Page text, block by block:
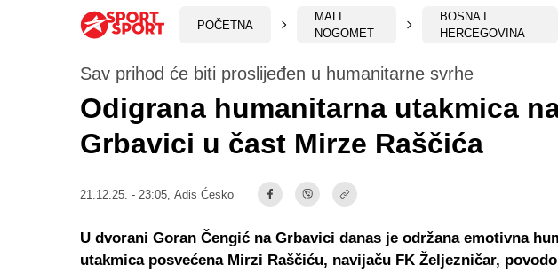
POČETNA
MALI
NOGOMET
BOSNA I
HERCEGOVINA
Sav prihod će biti proslijeđen u humanitarne svrhe
Odigrana humanitarna utakmica
Grbavici u čast Mirze Raščića
21.12.25. - 23:05, Adis Ćesko
U dvorani Goran Čengić na Grbavici danas je održana emotivna
utakmica posvećena Mirzi Raščiću, navijaču FK Željezničar,